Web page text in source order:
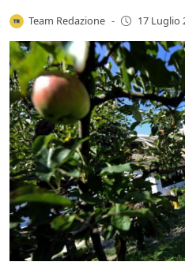
Team Redazione - 17 Luglio